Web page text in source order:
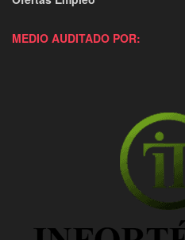
MEDIO AUDITADO POR: